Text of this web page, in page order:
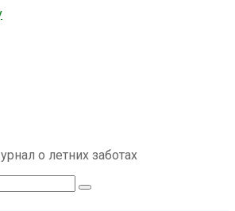
о летних заботах